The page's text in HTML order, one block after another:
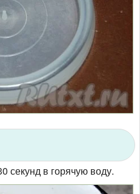
секунд в горячую воду.